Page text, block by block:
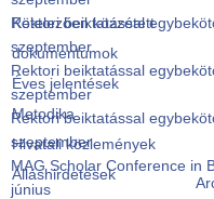
Kötelezően közzétett
dokumentumok
Éves jelentések
Metodika
Hivatali közlemények
Álláshirdetések
Rektori beiktatással
szeptember
Rektori beiktatással
szeptember
Rektori beiktatással
szeptember
MAG Scholar Conference in
június